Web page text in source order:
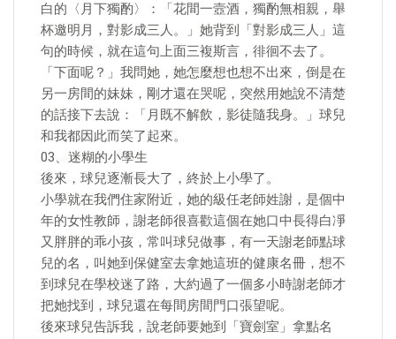
白的〈月下獨酌〉：「花間一壼酒，獨酌無相親，舉
杯邀明月，對影成三人。」她背到「對影成三人」這
句的時候，就在這句上面三複斯言，徘徊不去了。
「下面呢？」我問她，她怎麼想也想不出來，倒是在
另一房間的妹妹，剛才還在哭呢，突然用她說不清楚
的話接下去說：「月既不解飲，影徒隨我身。」球兒
和我都因此而笑了起來。
03、迷糊的小學生
後來，球兒逐漸長大了，終於上小學了。
小學就在我們住家附近，她的級任老師姓謝，是個中
年的女性教師，謝老師很喜歡這個在她口中長得白凈
又胖胖的乖小孩，常叫球兒做事，有一天謝老師點球
兒的名，叫她到保健室去拿她這班的健康名冊，想不
到球兒在學校迷了路，大約過了一個多小時謝老師才
把她找到，球兒還在每間房間門口張望呢。
後來球兒告訴我，說老師要她到「寶劍室」拿點名